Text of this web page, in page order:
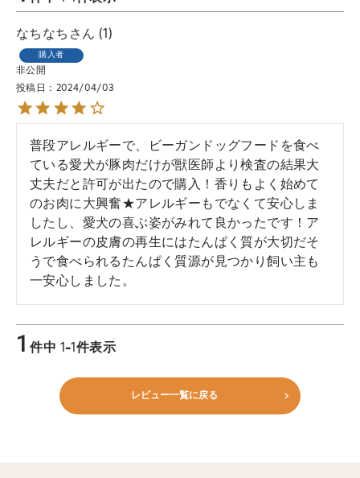
なちなち 1
購入者
非公開
投稿日
2024/04/03
普段アレルギーで、ビーガンドッグフードを食べ
ている愛犬が豚肉だけが獣医師より検査の結果大
丈夫だと許可が出たので購入！香りもよく始めて
のお肉に大興奮★アレルギーもでなくて安心しま
したし、愛犬の喜ぶ姿がみれて良かったです！ア
レルギーの皮膚の再生にはたんぱく質が大切だそ
うで食べられるたんぱく質源が見つかり飼い主も
一安心しました。
1件中 1-1件表示
レビュー一覧に戻る